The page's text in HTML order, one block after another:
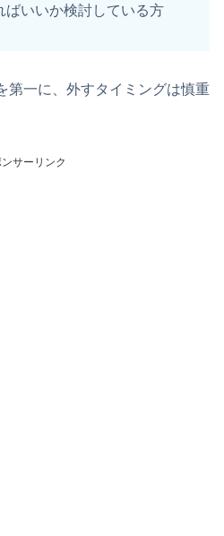
ばいいか検討している方
第一に、外すタイミングは慎重
ンサーリンク